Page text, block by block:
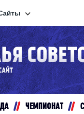
Дивизион
Авто
Видеотрансляции
Хайлайты
ЧЕМПИОНАТ